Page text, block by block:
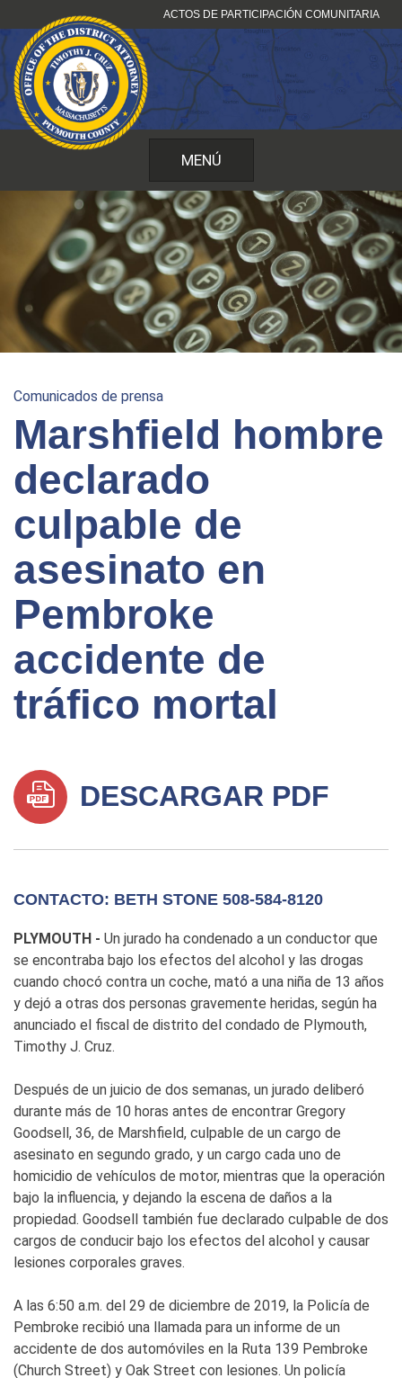
al
contenido
ACTOS DE PARTICIPACIÓN COMUNITARIA
MENÚ
Comunicados de prensa
Marshfield hombre
declarado
culpable de
asesinato en
Pembroke
accidente de
tráfico mortal
DESCARGAR PDF
CONTACTO: BETH STONE 508-584-8120
PLYMOUTH - Un jurado ha condenado a un conductor que
se encontraba bajo los efectos del alcohol y las drogas
cuando chocó contra un coche, mató a una niña de 13 años
y dejó a otras dos personas gravemente heridas, según ha
anunciado el fiscal de distrito del condado de Plymouth,
Timothy J. Cruz.
Después de un juicio de dos semanas, un jurado deliberó
durante más de 10 horas antes de encontrar Gregory
Goodsell, 36, de Marshfield, culpable de un cargo de
asesinato en segundo grado, y un cargo cada uno de
homicidio de vehículos de motor, mientras que la operación
bajo la influencia, y dejando la escena de daños a la
propiedad. Goodsell también fue declarado culpable de dos
cargos de conducir bajo los efectos del alcohol y causar
lesiones corporales graves.
A las 6:50 a.m. del 29 de diciembre de 2019, la Policía de
Pembroke recibió una llamada para un informe de un
accidente de dos automóviles en la Ruta 139 Pembroke
(Church Street) y Oak Street con lesiones. Un policía